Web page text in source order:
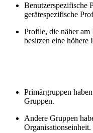
Benutzerspezifische
gerätespezifische
Profile, die näher am
besitzen eine höhere
Primärgruppen
Gruppen.
Andere Gruppen
Organisationseinheit.